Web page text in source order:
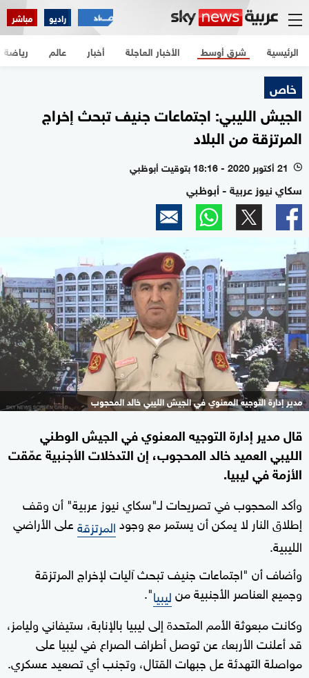
راديو مباشر
الرئيسية الأخبار العاجلة أخبار شرق أوسط عالم رياضة
خاص
الجيش الليبي: اجتماعات جنيف تبحث إخراج
المرتزقة من البلاد
l 21 أكتوبر 2020 - 18:16 بتوقيت أبوظبي
سكاي نيوز عربية - أبوظبي
مدير إدارة التوجيه المعنوي في الجيش الليبي خالد المحجوب
قال مدير إدارة التوجيه المعنوي في الجيش الوطني
الليبي العميد خالد المحجوب، إن التدخلات الأجنبية عمّقت
الأزمة في ليبيا.
وأكد المحجوب في تصريحات لـ"سكاي نيوز عربية" أن وقف
إطلاق النار لا يمكن أن يستمر مع وجودالمرتزقةعلى الأراضي
الليبية.
وأضاف أن "اجتماعات جنيف تبحث آليات لإخراج المرتزقة
وجميع العناصر الأجنبية منليبيا".
وكانت مبعوثة الأمم المتحدة إلى ليبيا بالإنابة، ستيفاني وليامز،
قد أعلنت الأربعاء عن توصل أطراف الصراع في ليبيا على
مواصلة التهدئة عل جبهات القتال، وتجنب أي تصعيد عسكري.